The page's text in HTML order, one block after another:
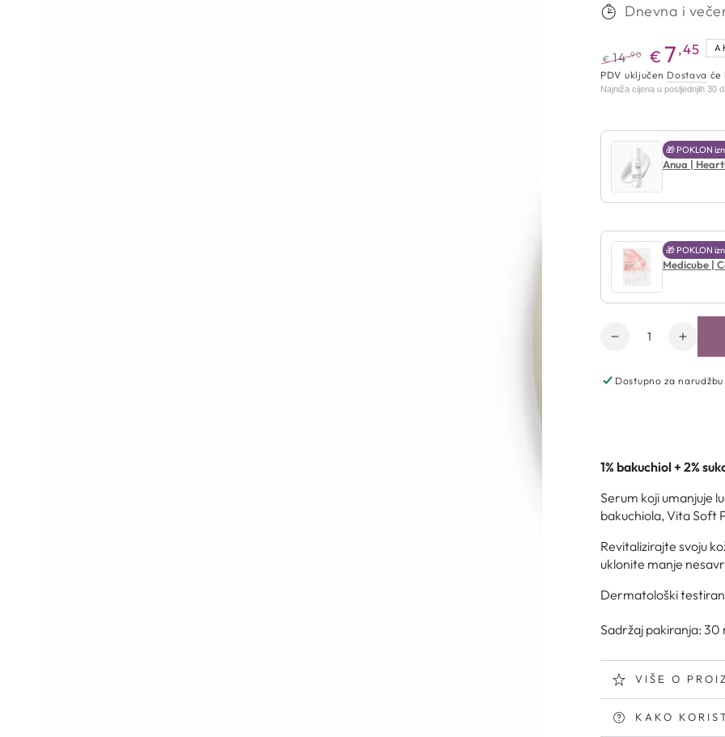
Dnevna i
Redovna
cijena
€ 14,90
Akcijska
cijena
€ 7,45
PDV uključen Dostava će
Najniža cijena u posljednjih 30
🎁 POKLON
Anua |
🎁 POKLON
Medicube |
Količina
Dostupno za narudžbu
1% bakuchiol + 2%
Serum koji umanjuje
bakuchiola, Vita Soft
Revitalizirajte svoju
uklonite manje
Dermatološki
Sadržaj pakiranja: 30
VIŠE O
KAKO